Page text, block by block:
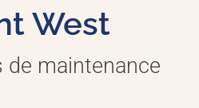
West
de maintenance